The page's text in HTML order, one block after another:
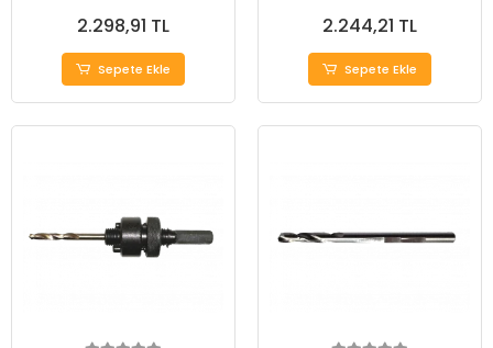
2.298,91 TL
Sepete Ekle
2.244,21 TL
Sepete Ekle